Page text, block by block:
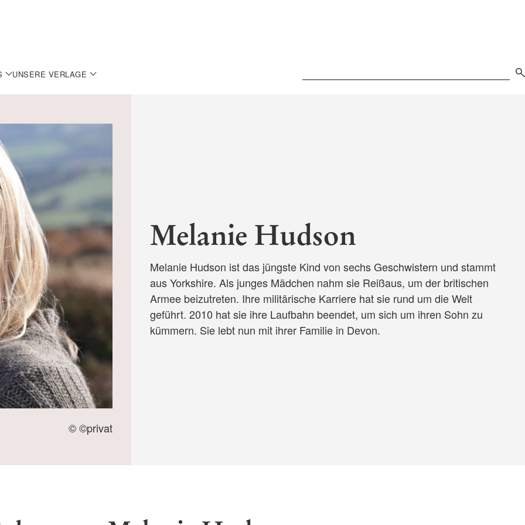
UNSERE VERLAGE
© ©privat
Melanie Hudson
Melanie Hudson ist das jüngste Kind von sechs Geschwistern und stammt
aus Yorkshire. Als junges Mädchen nahm sie Reißaus, um der britischen
Armee beizutreten. Ihre militärische Karriere hat sie rund um die Welt
geführt. 2010 hat sie ihre Laufbahn beendet, um sich um ihren Sohn zu
kümmern. Sie lebt nun mit ihrer Familie in Devon.